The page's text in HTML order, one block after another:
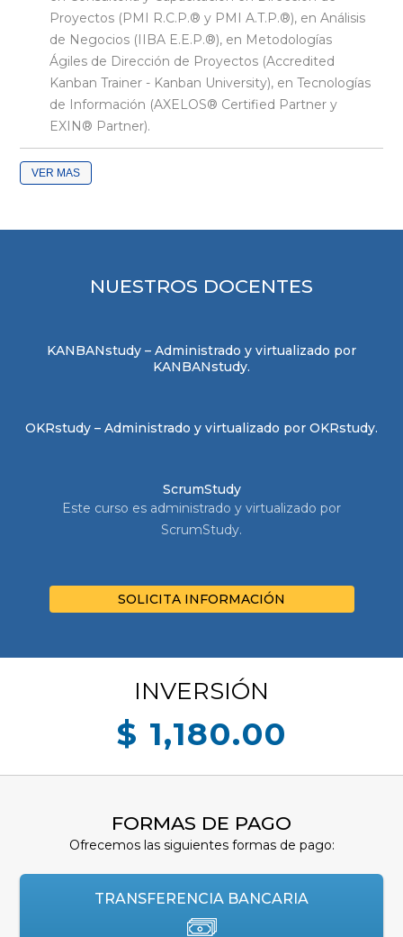
Proyectos (PMI R.C.P.® y PMI A.T.P.®), en Análisis
de Negocios (IIBA E.E.P.®), en Metodologías
Ágiles de Dirección de Proyectos (Accredited
Kanban Trainer - Kanban University), en Tecnologías
de Información (AXELOS® Certified Partner y
EXIN® Partner).
VER
NUESTROS DOCENTES
KANBANstudy – Administrado y virtualizado por
KANBANstudy.
OKRstudy – Administrado y virtualizado por OKRstudy.
ScrumStudy
Este curso es administrado y virtualizado por
ScrumStudy.
SOLICITA INFORMACIÓN
INVERSIÓN
$ 1,180.00
FORMAS DE PAGO
Ofrecemos las siguientes formas de pago:
TRANSFERENCIA BANCARIA